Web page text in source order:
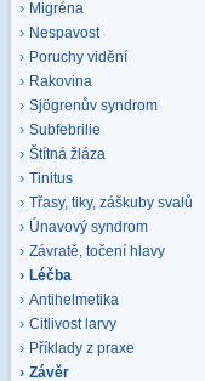
Migréna
Nespavost
Poruchy vidění
Rakovina
Sjögrenův syndrom
Subfebrilie
Štítná žláza
Tinitus
Třasy, tiky, záškuby svalů
Únavový syndrom
Závratě, točení hlavy
Léčba
Antihelmetika
Citlivost larvy
Příklady z praxe
Závěr